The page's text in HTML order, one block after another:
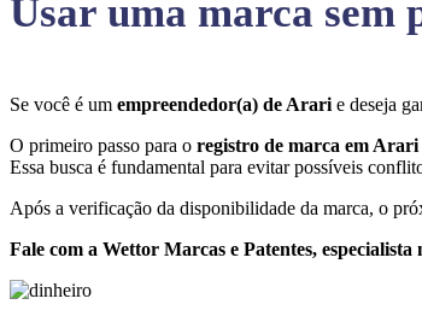
Usar uma marca sem
Se você é um empreendedor(a) de Arari e deseja
O primeiro passo para o registro de marca em Arari
Essa busca é fundamental para evitar possíveis
Após a verificação da disponibilidade da marca, o
Fale com a Wettor Marcas e Patentes,